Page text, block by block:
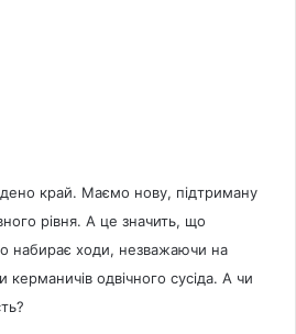
край. Маємо нову, підтриману
рівня. А це значить, що
набирає ходи, незважаючи на
керманичів одвічного сусіда. А чи